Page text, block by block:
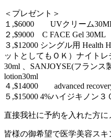
＜プレゼント＞
１,$6000 UVクリーム
２,$9000 C FACE Gel 30ML
３,$12000 シングル用 Health
ットとしてもＯＫ）ナイトレ
30ml 、SANJOYSE(フランス
lotion30ml
４,$14000 advanced
５,$15000 4%ハイジキノン３
直接我社に予約を入れた方に
皆様の御希望で医学美容スキ